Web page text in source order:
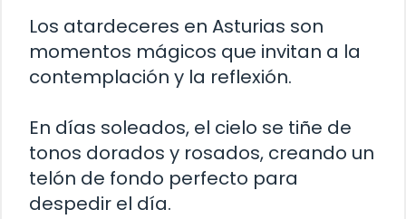
Los atardeceres en Asturias son
momentos mágicos que invitan a la
contemplación y la reflexión.
En días soleados, el cielo se tiñe de
tonos dorados y rosados, creando un
telón de fondo perfecto para
despedir el día.